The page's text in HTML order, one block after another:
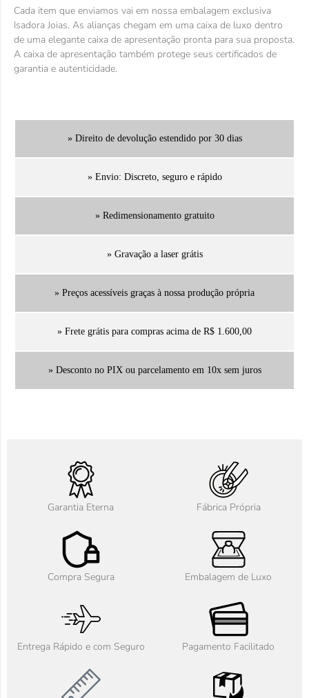
Cada item que enviamos vai em nossa embalagem exclusiva
Isadora Joias. As alianças chegam em uma caixa de luxo dentro
de uma elegante caixa de apresentação pronta para sua proposta.
A caixa de apresentação também protege seus certificados de
garantia e autenticidade.
» Direito de devolução estendido por 30 dias
» Envio: Discreto, seguro e rápido
» Redimensionamento gratuito
» Gravação a laser grátis
» Preços acessíveis graças à nossa produção própria
» Frete grátis para compras acima de R$ 1.600,00
» Desconto no PIX ou parcelamento em 10x sem juros
Garantia Eterna Fábrica Própria
Compra Segura Embalagem de Luxo
Entrega Rápido e com Seguro Pagamento Facilitado